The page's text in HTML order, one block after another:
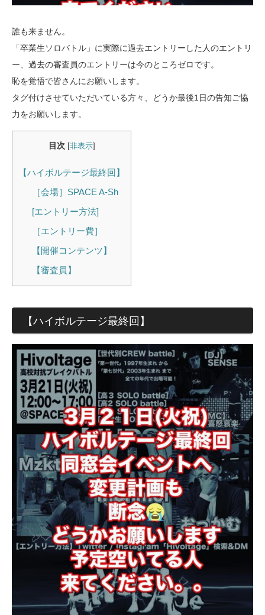
誰も来ません。
「卒業生ソロバトル」に実際に過去エントリーした人のエントリ
ー、過去の審査員のエントリーは今のところゼロです。
恥を覚悟で皆さんにお願いします。
タグ付けさせていただいている方々、どうか最後1日の告知ご協
力をお願いします。
目次 [非表示]
【ハイボルテージ最終回】
［会場］SPACE A-Sh
[エントリー方法]
［エントリー費］
【開催コンテンツ】
【審査員】
【ハイボルテージ最終回】